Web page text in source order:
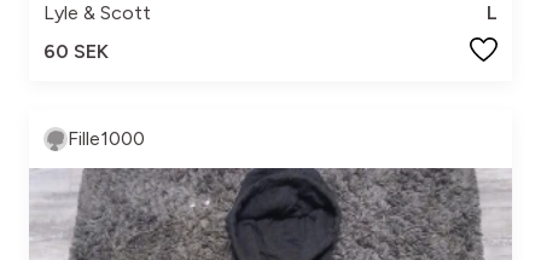
Lyle & Scott
L
60 SEK
Fille1000